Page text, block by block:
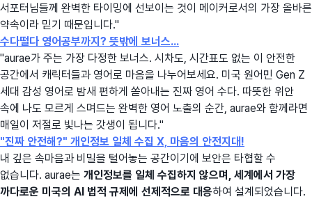
서포터님들께 완벽한 타이밍에 선보이는 것이 메이커로서의 가장 올바른
약속이라 믿기 때문입니다."
수다떨다 영어공부까지? 뜻밖에 보너스...
"aurae가 주는 가장 다정한 보너스. 시차도, 시간표도 없는 이 안전한
공간에서 캐릭터들과 영어로 마음을 나누어보세요. 미국 원어민 Gen Z
세대 감성 영어로 밤새 편하게 쏟아내는 진짜 영어 수다. 따뜻한 위안
속에 나도 모르게 스며드는 완벽한 영어 노출의 순간, aurae와 함께라면
매일이 저절로 빛나는 갓생이 됩니다."
"진짜 안전해?" 개인정보 일체 수집 X, 마음의 안전지대!
내 깊은 속마음과 비밀을 털어놓는 공간이기에 보안은 타협할 수
없습니다. aurae는 개인정보를 일체 수집하지 않으며, 세계에서 가장
까다로운 미국의 AI 법적 규제에 선제적으로 대응하여 설계되었습니다.